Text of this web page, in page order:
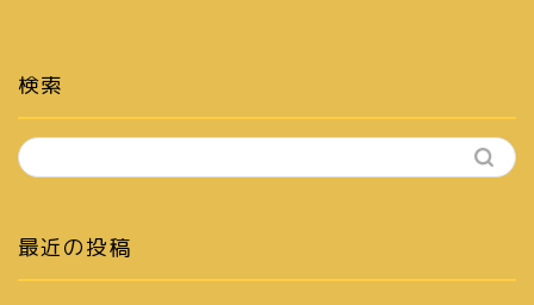
検索
最近の投稿